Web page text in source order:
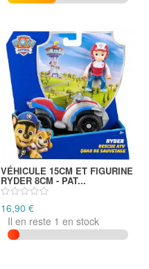
VÉHICULE 15CM ET FIGURINE
RYDER 8CM - PAT...
16,90 €
Il en reste 1 en stock